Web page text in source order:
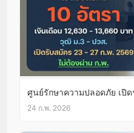
ศูนย์รักษาความปลอดภัย เปิ
24 ก.พ. 2026